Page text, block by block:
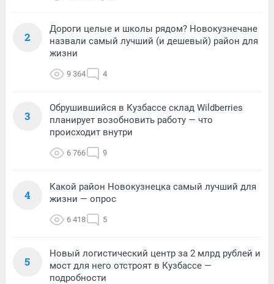
2
Дороги целые и школы рядом? Новокузнечане
назвали самый лучший (и дешевый) район для
жизни
9 364 4
3
Обрушившийся в Кузбассе склад Wildberries
планирует возобновить работу — что
происходит внутри
6 766 9
4
Какой район Новокузнецка самый лучший для
жизни — опрос
6 418 5
5
Новый логистический центр за 2 млрд рублей и
мост для него отстроят в Кузбассе —
подробности